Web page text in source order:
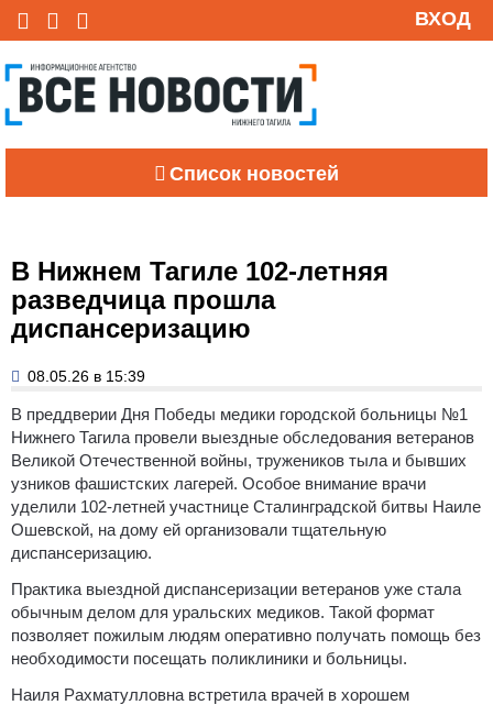
ВХОД
Список новостей
В Нижнем Тагиле 102-летняя
разведчица прошла
диспансеризацию
08.05.26 в 15:39
В преддверии Дня Победы медики городской больницы №1
Нижнего Тагила провели выездные обследования ветеранов
Великой Отечественной войны, тружеников тыла и бывших
узников фашистских лагерей. Особое внимание врачи
уделили 102-летней участнице Сталинградской битвы Наиле
Ошевской, на дому ей организовали тщательную
диспансеризацию.
Практика выездной диспансеризации ветеранов уже стала
обычным делом для уральских медиков. Такой формат
позволяет пожилым людям оперативно получать помощь без
необходимости посещать поликлиники и больницы.
Наиля Рахматулловна встретила врачей в хорошем